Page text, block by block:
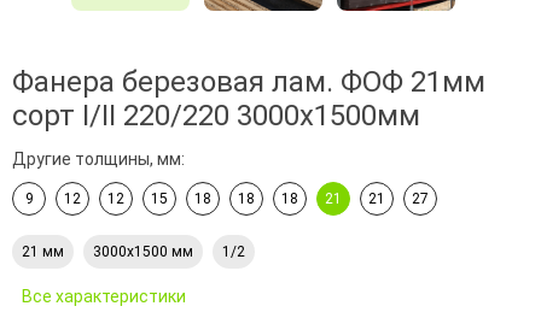
Фанера березовая лам. ФОФ 21мм
сорт I/II 220/220 3000х1500мм
Другие толщины, мм:
9 12 12 15 18 18 18 21 21 27
21 мм 3000х1500 мм 1/2
Все характеристики